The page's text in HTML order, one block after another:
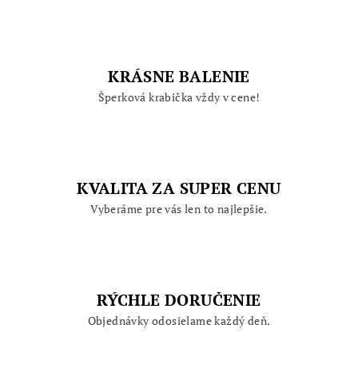
KRÁSNE BALENIE
Šperková krabička vždy v cene!
KVALITA ZA SUPER CENU
Vyberáme pre vás len to najlepšie.
RÝCHLE DORUČENIE
Objednávky odosielame každý deň.